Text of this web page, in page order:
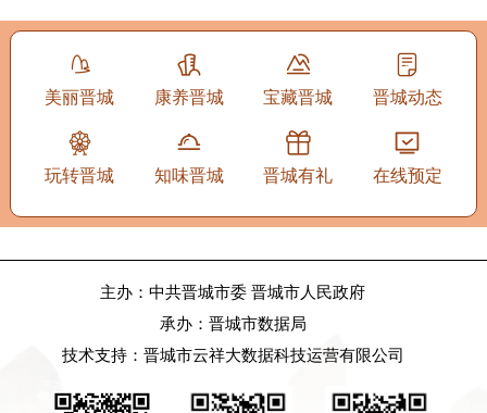
美丽晋城 康养晋城 宝藏晋城 晋城动态
玩转晋城 知味晋城 晋城有礼 在线预定
主办：中共晋城市委 晋城市人民政府
承办：晋城市数据局
技术支持：晋城市云祥大数据科技运营有限公司